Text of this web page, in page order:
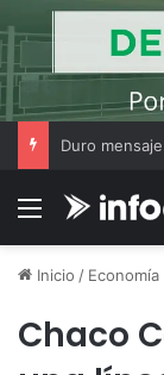
Menú
Inicio / Economía
Chaco